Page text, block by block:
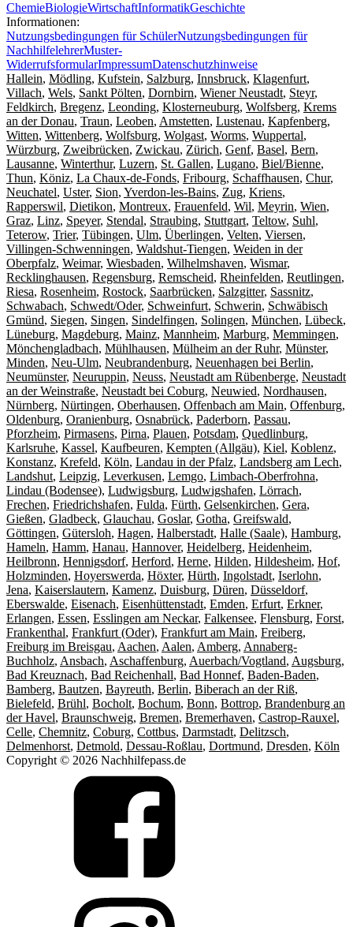
ChemieBiologieWirtschaftInformatikGeschichte
Informationen:
Nutzungsbedingungen für SchülerNutzungsbedingungen für
NachhilfelehrerMuster-
WiderrufsformularImpressumDatenschutzhinweise
Hallein, Mödling, Kufstein, Salzburg, Innsbruck, Klagenfurt,
Villach, Wels, Sankt Pölten, Dornbirn, Wiener Neustadt, Steyr,
Feldkirch, Bregenz, Leonding, Klosterneuburg, Wolfsberg, Krems
an der Donau, Traun, Leoben, Amstetten, Lustenau, Kapfenberg,
Witten, Wittenberg, Wolfsburg, Wolgast, Worms, Wuppertal,
Würzburg, Zweibrücken, Zwickau, Zürich, Genf, Basel, Bern,
Lausanne, Winterthur, Luzern, St. Gallen, Lugano, Biel/Bienne,
Thun, Köniz, La Chaux-de-Fonds, Fribourg, Schaffhausen, Chur,
Neuchatel, Uster, Sion, Yverdon-les-Bains, Zug, Kriens,
Rapperswil, Dietikon, Montreux, Frauenfeld, Wil, Meyrin, Wien,
Graz, Linz, Speyer, Stendal, Straubing, Stuttgart, Teltow, Suhl,
Teterow, Trier, Tübingen, Ulm, Überlingen, Velten, Viersen,
Villingen-Schwenningen, Waldshut-Tiengen, Weiden in der
Oberpfalz, Weimar, Wiesbaden, Wilhelmshaven, Wismar,
Recklinghausen, Regensburg, Remscheid, Rheinfelden, Reutlingen,
Riesa, Rosenheim, Rostock, Saarbrücken, Salzgitter, Sassnitz,
Schwabach, Schwedt/Oder, Schweinfurt, Schwerin, Schwäbisch
Gmünd, Siegen, Singen, Sindelfingen, Solingen, München, Lübeck,
Lüneburg, Magdeburg, Mainz, Mannheim, Marburg, Memmingen,
Mönchengladbach, Mühlhausen, Mülheim an der Ruhr, Münster,
Minden, Neu-Ulm, Neubrandenburg, Neuenhagen bei Berlin,
Neumünster, Neuruppin, Neuss, Neustadt am Rübenberge, Neustadt
an der Weinstraße, Neustadt bei Coburg, Neuwied, Nordhausen,
Nürnberg, Nürtingen, Oberhausen, Offenbach am Main, Offenburg,
Oldenburg, Oranienburg, Osnabrück, Paderborn, Passau,
Pforzheim, Pirmasens, Pirna, Plauen, Potsdam, Quedlinburg,
Karlsruhe, Kassel, Kaufbeuren, Kempten (Allgäu), Kiel, Koblenz,
Konstanz, Krefeld, Köln, Landau in der Pfalz, Landsberg am Lech,
Landshut, Leipzig, Leverkusen, Lemgo, Limbach-Oberfrohna,
Lindau (Bodensee), Ludwigsburg, Ludwigshafen, Lörrach,
Frechen, Friedrichshafen, Fulda, Fürth, Gelsenkirchen, Gera,
Gießen, Gladbeck, Glauchau, Goslar, Gotha, Greifswald,
Göttingen, Gütersloh, Hagen, Halberstadt, Halle (Saale), Hamburg,
Hameln, Hamm, Hanau, Hannover, Heidelberg, Heidenheim,
Heilbronn, Hennigsdorf, Herford, Herne, Hilden, Hildesheim, Hof,
Holzminden, Hoyerswerda, Höxter, Hürth, Ingolstadt, Iserlohn,
Jena, Kaiserslautern, Kamenz, Duisburg, Düren, Düsseldorf,
Eberswalde, Eisenach, Eisenhüttenstadt, Emden, Erfurt, Erkner,
Erlangen, Essen, Esslingen am Neckar, Falkensee, Flensburg, Forst,
Frankenthal, Frankfurt (Oder), Frankfurt am Main, Freiberg,
Freiburg im Breisgau, Aachen, Aalen, Amberg, Annaberg-
Buchholz, Ansbach, Aschaffenburg, Auerbach/Vogtland, Augsburg,
Bad Kreuznach, Bad Reichenhall, Bad Honnef, Baden-Baden,
Bamberg, Bautzen, Bayreuth, Berlin, Biberach an der Riß,
Bielefeld, Brühl, Bocholt, Bochum, Bonn, Bottrop, Brandenburg an
der Havel, Braunschweig, Bremen, Bremerhaven, Castrop-Rauxel,
Celle, Chemnitz, Coburg, Cottbus, Darmstadt, Delitzsch,
Delmenhorst, Detmold, Dessau-Roßlau, Dortmund, Dresden, Köln
Copyright © 2026 Nachhilfepass.de